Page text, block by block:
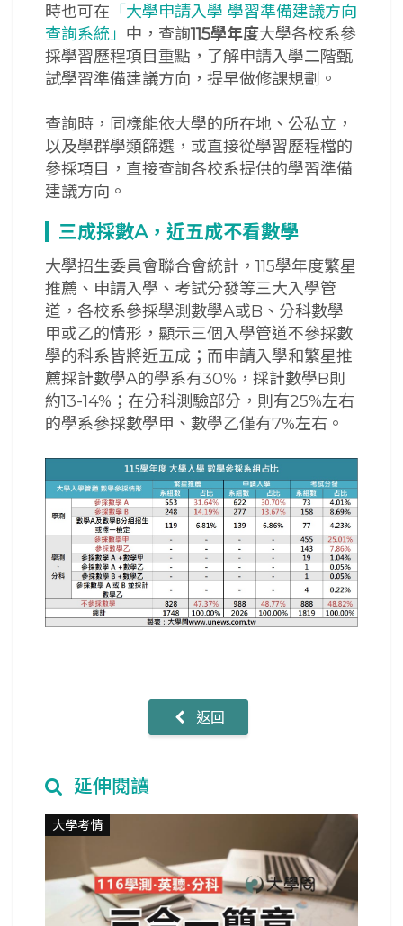
時也可在 「大學申請入學 學習準備建議方向
查詢系統」 中，查詢115學年度大學各校系參
採學習歷程項目重點，了解申請入學二階甄
試學習準備建議方向，提早做修課規劃。
查詢時，同樣能依大學的所在地、公私立，
以及學群學類篩選，或直接從學習歷程檔的
參採項目，直接查詢各校系提供的學習準備
建議方向。
三成採數A，近五成不看數學
大學招生委員會聯合會統計，115學年度繁星
推薦、申請入學、考試分發等三大入學管
道，各校系參採學測數學A或B、分科數學
甲或乙的情形，顯示三個入學管道不參採數
學的科系皆將近五成；而申請入學和繁星推
薦採計數學A的學系有30%，採計數學B則
約13-14%；在分科測驗部分，則有25%左右
的學系參採數學甲、數學乙僅有7%左右。
返回
延伸閱讀
大學考情